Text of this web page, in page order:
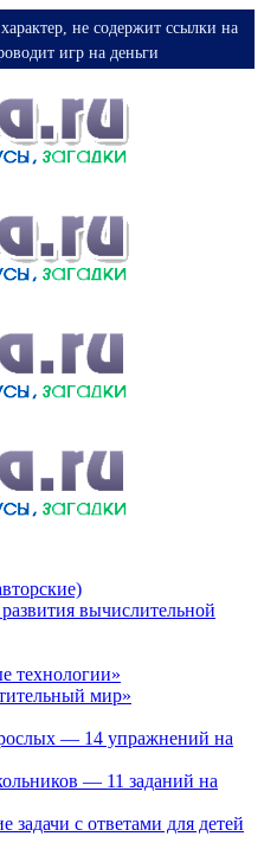
не содержит ссылки на
игр на деньги
вычислительной
технологии»
мир»
— 14 упражнений на
— 11 заданий на
задачи с ответами для детей